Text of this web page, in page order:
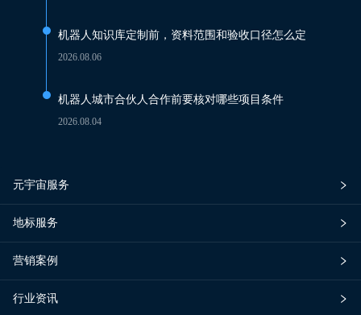
机器人知识库定制前，资料范围和验收口径怎么定
2026.08.06
机器人城市合伙人合作前要核对哪些项目条件
2026.08.04
元宇宙服务
地标服务
营销案例
行业资讯